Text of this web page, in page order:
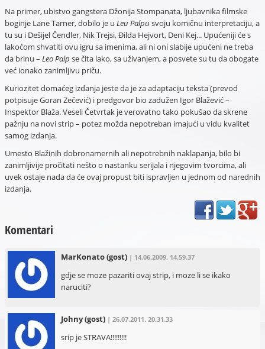
Na primer, ubistvo gangstera Džonija Stompanata, ljubavnika filmske
boginje Lane Tarner, dobilo je u Leu Palpu svoju komičnu interpretaciju, a
tu su i Dešijel Čendler, Nik Trejsi, Đilda Hejvort, Deni Kej... Upućeniji će s
lakoćom shvatiti ovu igru sa imenima, ali ni oni slabije upućeni ne treba
da brinu – Leo Palp se čita lako, sa uživanjem, a posvete su tu da obogate
već ionako zanimljivu priču.
Kuriozitet domaćeg izdanja jeste da je za adaptaciju teksta (prevod
potpisuje Goran Zečević) i predgovor bio zadužen Igor Blažević –
Inspektor Blaža. Veseli Četvrtak je verovatno tako pokušao da skrene
pažnju na novi strip – potez možda nepotreban imajući u vidu kvalitet
samog izdanja.
Umesto Blažinih dobronamernih ali nepotrebnih naklapanja, bilo bi
zanimljivije pročitati nešto o nastanku serijala i njegovim tvorcima, ali
uvek ostaje nada da će ovaj propust biti ispravljen u jednom od narednih
izdanja.
Komentari
MarKonato(gost) | 14.06.2009. 14.59.37
gdje se moze pazariti ovaj strip, i moze li se ikako
naruciti?
Johny(gost) | 26.07.2011. 20.31.33
srip je STRAVA!!!!!!!!!